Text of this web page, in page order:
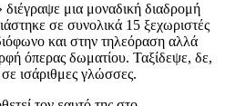
μια μοναδική διαδρομή
σε συνολικά 15 ξεχωριστές
και στην τηλεόραση αλλά
όπερας δωματίου. Ταξίδεψε, δε,
ισάριθμες γλώσσες.